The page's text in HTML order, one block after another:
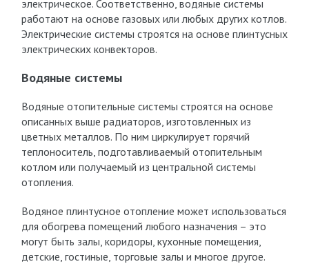
электрическое. Соответственно, водяные системы
работают на основе газовых или любых других котлов.
Электрические системы строятся на основе плинтусных
электрических конвекторов.
Водяные системы
Водяные отопительные системы строятся на основе
описанных выше радиаторов, изготовленных из
цветных металлов. По ним циркулирует горячий
теплоноситель, подготавливаемый отопительным
котлом или получаемый из центральной системы
отопления.
Водяное плинтусное отопление может использоваться
для обогрева помещений любого назначения – это
могут быть залы, коридоры, кухонные помещения,
детские, гостиные, торговые залы и многое другое.